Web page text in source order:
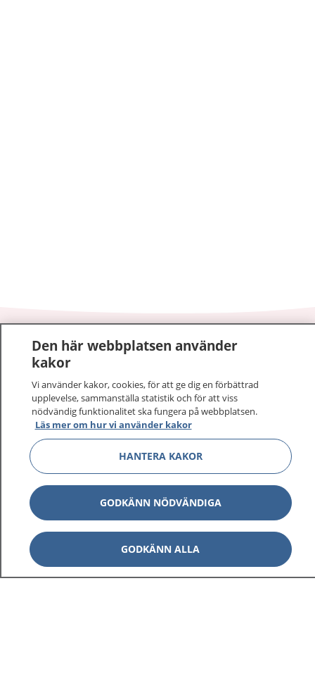
1177–tryggt om din hälsa och vård
På 1177.se får du råd om hälsa och information om
sjukdomar och vilka mottagningar du kan kontakta.
Logga in för att läsa din journal och göra dina
vårdärenden. Ring telefonnummer 1177 för
sjukvårdsrådgivning dygnet runt.
1177 ger dig råd när du vill må bättre.
1177 på flera språk Visa
Den här webbplatsen använder
kakor
Vi använder kakor, cookies, för att ge dig en förbättrad
upplevelse, sammanställa statistik och för att viss
nödvändig funktionalitet ska fungera på webbplatsen.
Läs mer om hur vi använder kakor
HANTERA KAKOR
GODKÄNN NÖDVÄNDIGA
GODKÄNN ALLA